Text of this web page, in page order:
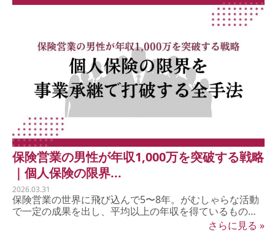
保険営業の男性が年収1,000万を突破する戦略
｜個人保険の限界...
2026.03.31
保険営業の世界に飛び込んで5〜8年。がむしゃらな活動
で一定の成果を出し、平均以上の年収を得ているもの
さらに見る »